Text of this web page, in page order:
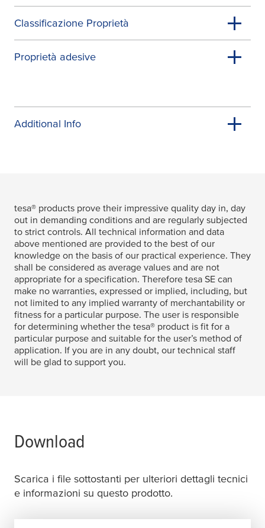
Classificazione Proprietà
Proprietà adesive
Additional Info
tesa® products prove their impressive quality day in, day
out in demanding conditions and are regularly subjected
to strict controls. All technical information and data
above mentioned are provided to the best of our
knowledge on the basis of our practical experience. They
shall be considered as average values and are not
appropriate for a specification. Therefore tesa SE can
make no warranties, expressed or implied, including, but
not limited to any implied warranty of merchantability or
fitness for a particular purpose. The user is responsible
for determining whether the tesa® product is fit for a
particular purpose and suitable for the user’s method of
application. If you are in any doubt, our technical staff
will be glad to support you.
Download
Scarica i file sottostanti per ulteriori dettagli tecnici
e informazioni su questo prodotto.